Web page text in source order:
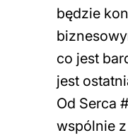
będzie
co jest
jest
Od Serca
wspólnie z